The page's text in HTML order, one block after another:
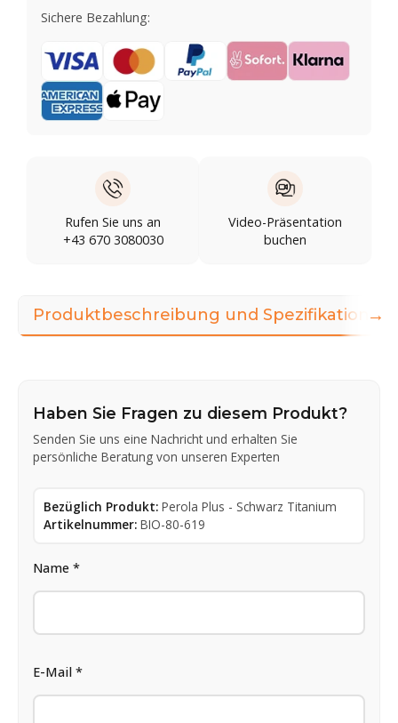
Sichere Bezahlung:
Rufen Sie uns an
+43 670 3080030
Video-Präsentation
buchen
Produktbeschreibung und Spezifikationen
Haben Sie Fragen zu diesem Produkt?
Senden Sie uns eine Nachricht und erhalten Sie
persönliche Beratung von unseren Experten
Bezüglich Produkt: Perola Plus - Schwarz Titanium
Artikelnummer: BIO-80-619
Name *
E-Mail *
→